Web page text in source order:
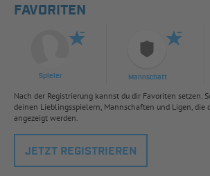
FAVORITEN
Spieler Mannschaft
Nach der Registrierung kannst du dir Favoriten setzen.
deinen Lieblingsspielern, Mannschaften und Ligen, die
angezeigt werden.
JETZT REGISTRIEREN